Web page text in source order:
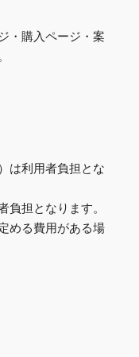
・購入ページ・案
は利用者負担とな
担となります。
める費用がある場